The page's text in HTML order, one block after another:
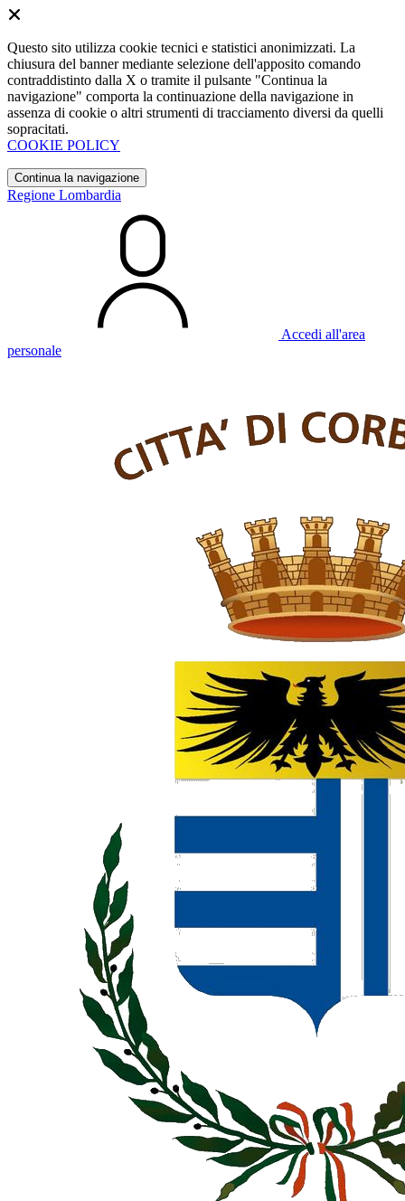
Questo sito utilizza cookie tecnici e statistici anonimizzati. La
chiusura del banner mediante selezione dell'apposito comando
contraddistinto dalla X o tramite il pulsante "Continua la
navigazione" comporta la continuazione della navigazione in
assenza di cookie o altri strumenti di tracciamento diversi da quelli
sopracitati.
COOKIE POLICY
Continua la navigazione
Regione Lombardia
Accedi all'area
personale